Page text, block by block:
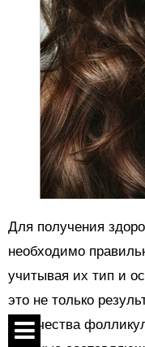
Для получения
необходимо
учитывая их тип и
это не только
количества